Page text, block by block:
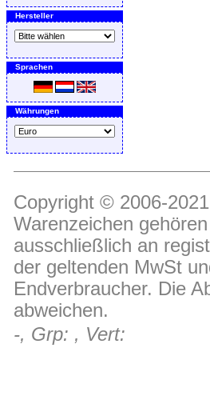
Hersteller
Sprachen
Währungen
Copyright © 2006-
Warenzeichen
ausschließlich an
der geltenden MwSt
Endverbraucher. Die
abweichen.
-, Grp: , Vert: